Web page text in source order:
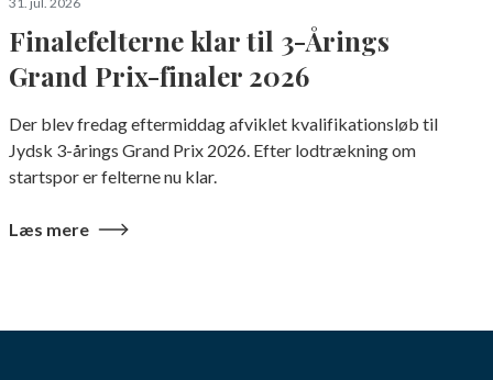
Finalefelterne klar til 3-Årings
Grand Prix-finaler 2026
Der blev fredag eftermiddag afviklet kvalifikationsløb til
Jydsk 3-årings Grand Prix 2026. Efter lodtrækning om
startspor er felterne nu klar.
Læs mere